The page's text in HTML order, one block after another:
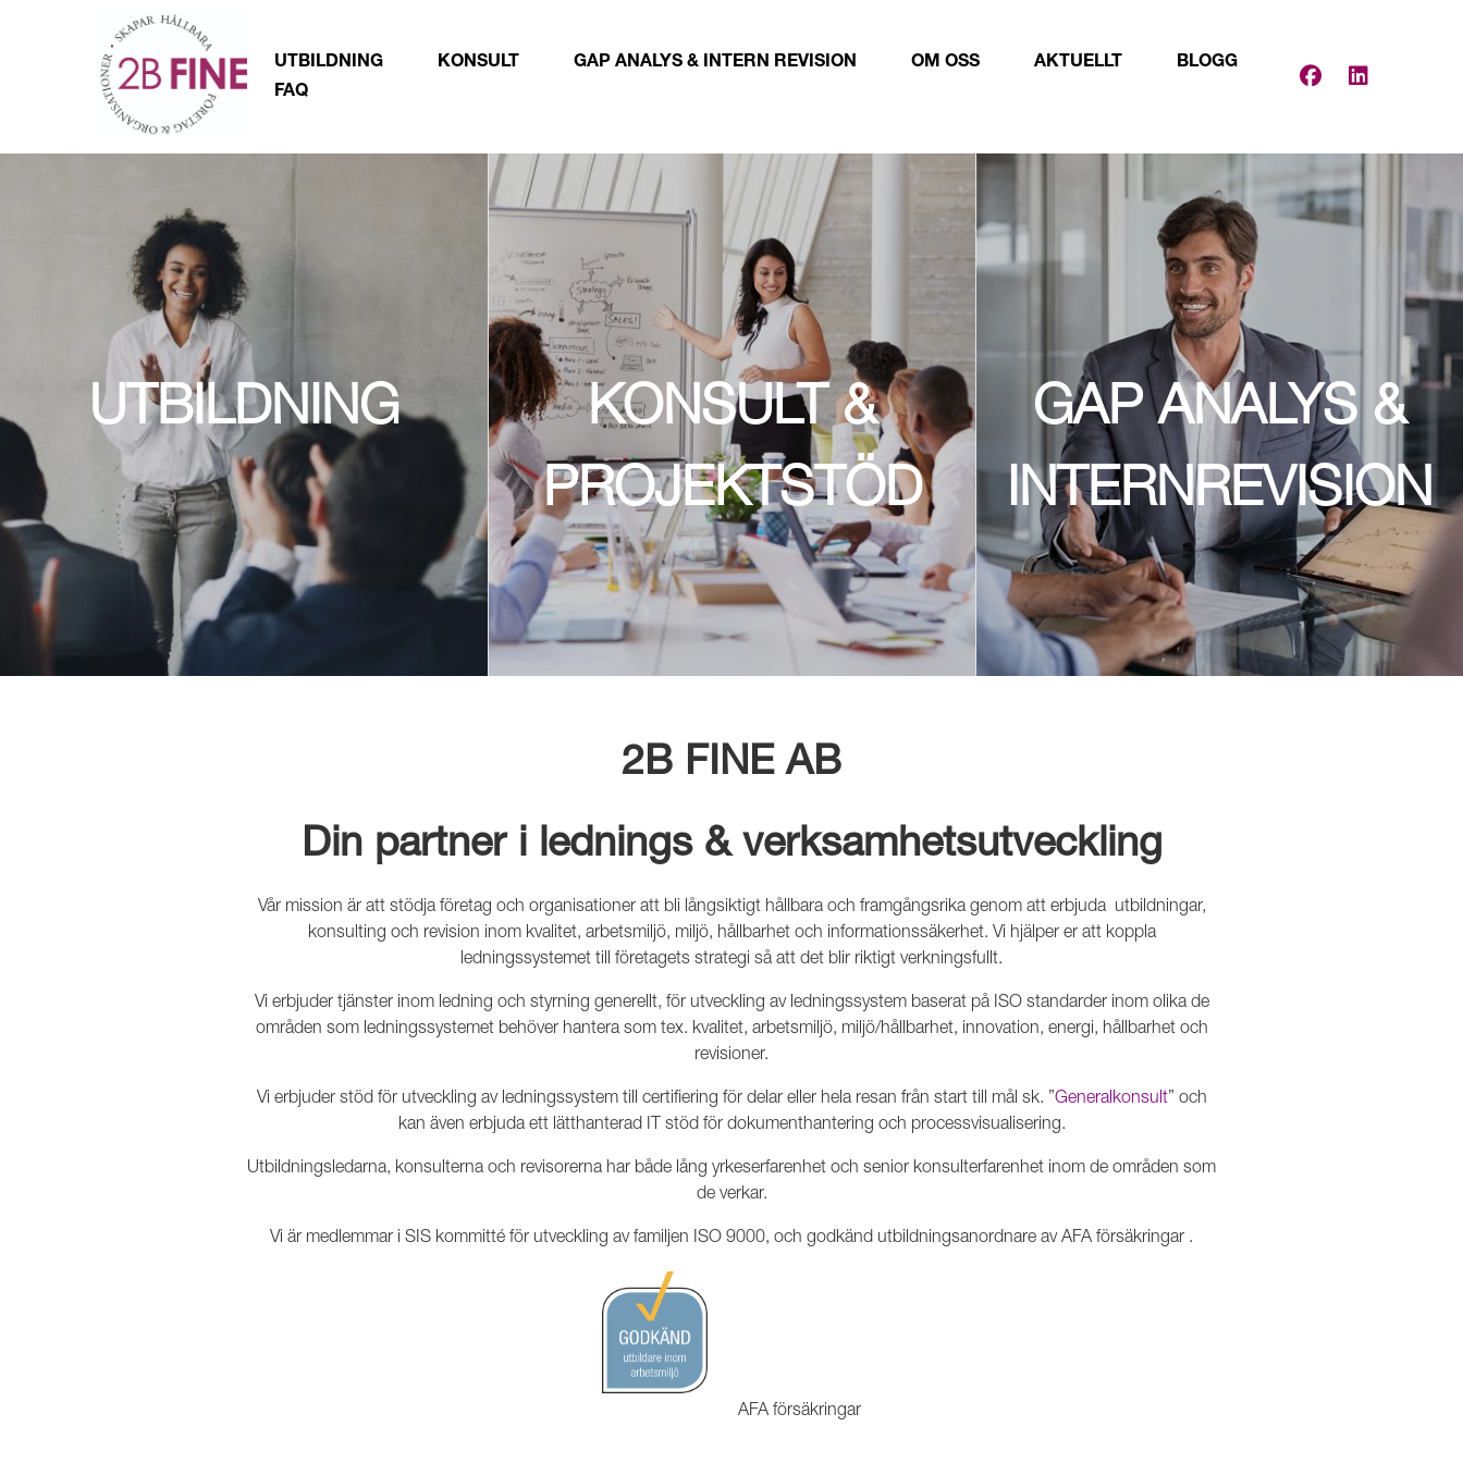
UTBILDNING KONSULT GAP ANALYS & INTERN REVISION OM OSS AKTUELLT
BLOGG
FAQ
UTBILDNING
KONSULT &
PROJEKTSTÖD
GAP ANALYS &
INTERNREVISION
2B FINE AB
Din partner i lednings & verksamhetsutveckling
Vår mission är att stödja företag och organisationer att bli långsiktigt hållbara och framgångsrika genom att erbjuda utbildningar,
konsulting och revision inom kvalitet, arbetsmiljö, miljö, hållbarhet och informationssäkerhet. Vi hjälper er att koppla
ledningssystemet till företagets strategi så att det blir riktigt verkningsfullt.
Vi erbjuder tjänster inom ledning och styrning generellt, för utveckling av ledningssystem baserat på ISO standarder inom olika de
områden som ledningssystemet behöver hantera som tex. kvalitet, arbetsmiljö, miljö/hållbarhet, innovation, energi, hållbarhet och
revisioner.
Vi erbjuder stöd för utveckling av ledningssystem till certifiering för delar eller hela resan från start till mål sk. ”Generalkonsult” och
kan även erbjuda ett lätthanterad IT stöd för dokumenthantering och processvisualisering.
Utbildningsledarna, konsulterna och revisorerna har både lång yrkeserfarenhet och senior konsulterfarenhet inom de områden som
de verkar.
Vi är medlemmar i SIS kommitté för utveckling av familjen ISO 9000, och godkänd utbildningsanordnare av AFA försäkringar .
AFA försäkringar